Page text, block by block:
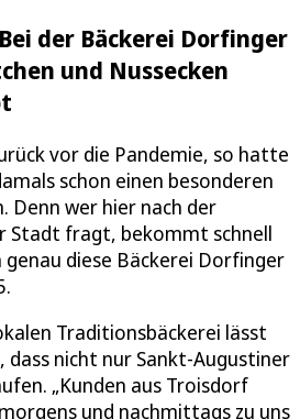
der Bäckerei Dorfinger
und Nussecken
vor die Pandemie, so hatte
schon einen besonderen
Denn wer hier nach der
Stadt fragt, bekommt schnell
diese Bäckerei Dorfinger
Traditionsbäckerei lässt
dass nicht nur Sankt-Augustiner
„Kunden aus Troisdorf
und nachmittags zu uns